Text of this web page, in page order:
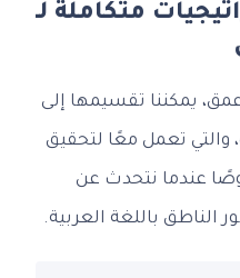
متكاملة لـ
يمكننا تقسيمها إلى
والتي تعمل معًا لتحقيق
عندما نتحدث عن
باللغة العربية.